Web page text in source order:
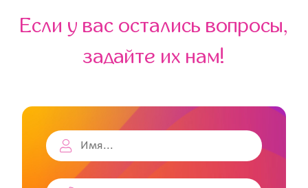
Если у вас остались вопросы,
задайте их нам!